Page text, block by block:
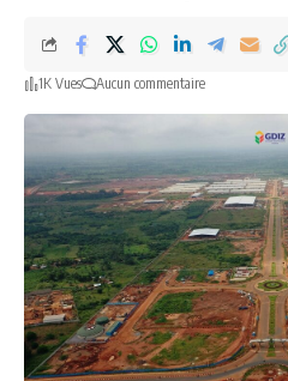
1K Vues Aucun commentaire